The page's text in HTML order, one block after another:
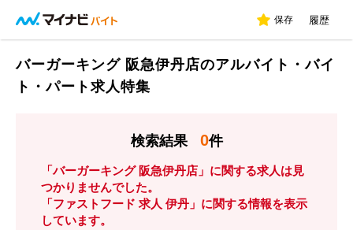
保存 履歴
バーガーキング 阪急伊丹店のアルバイト・バイ
ト・パート求人特集
検索結果 0件
「バーガーキング 阪急伊丹店」に関する求人は見
つかりませんでした。
「ファストフード 求人 伊丹」に関する情報を表示
しています。